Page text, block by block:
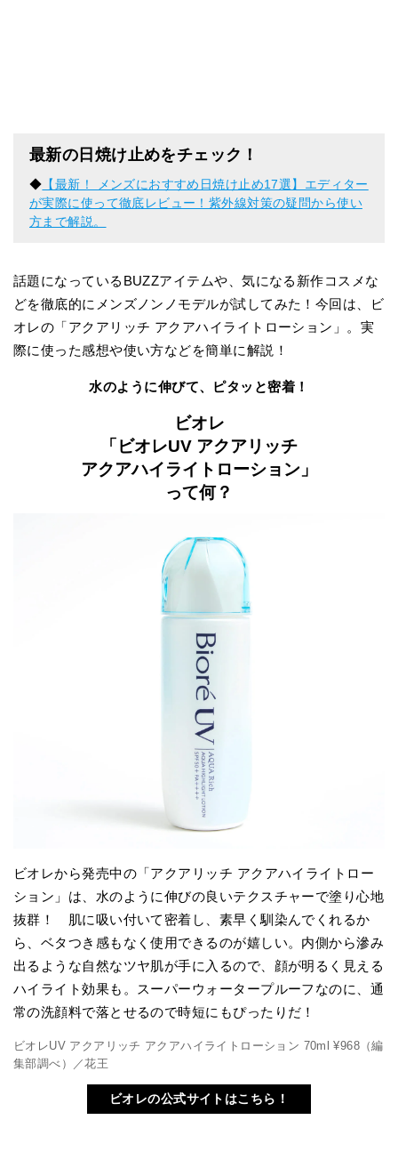
最新の日焼け止めをチェック！
◆ 【最新！ メンズにおすすめ日焼け止め17選】エディター
が実際に使って徹底レビュー！紫外線対策の疑問から使い
方まで解説。
話題になっているBUZZアイテムや、気になる新作コスメな
どを徹底的にメンズノンノモデルが試してみた！今回は、ビ
オレの「アクアリッチ アクアハイライトローション」。実
際に使った感想や使い方などを簡単に解説！
水のように伸びて、ピタッと密着！
ビオレ
「ビオレUV アクアリッチ
アクアハイライトローション」
って何？
ビオレから発売中の「アクアリッチ アクアハイライトロー
ション」は、水のように伸びの良いテクスチャーで塗り心地
抜群！ 肌に吸い付いて密着し、素早く馴染んでくれるか
ら、ベタつき感もなく使用できるのが嬉しい。内側から滲み
出るような自然なツヤ肌が手に入るので、顔が明るく見える
ハイライト効果も。スーパーウォータープルーフなのに、通
常の洗顔料で落とせるので時短にもぴったりだ！
ビオレUV アクアリッチ アクアハイライトローション 70ml ¥968（編
集部調べ）／花王
ビオレの公式サイトはこちら！